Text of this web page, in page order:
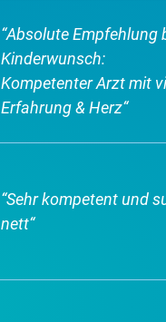
“Absolute Empfehlung
Kinderwunsch:
Kompetenter Arzt mit
Erfahrung & Herz“
“Sehr kompetent und
nett“